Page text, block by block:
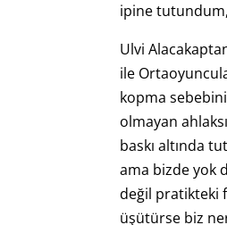
ipine
Ulvi
ile
kopma
olmayan
baskı altında
ama bizde yok
değil pratikteki
üşütürse biz